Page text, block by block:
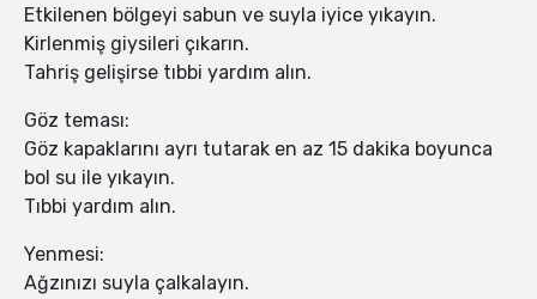
Etkilenen bölgeyi sabun ve suyla iyice yıkayın.
Kirlenmiş giysileri çıkarın.
Tahriş gelişirse tıbbi yardım alın.
Göz teması:
Göz kapaklarını ayrı tutarak en az 15 dakika boyunca
bol su ile yıkayın.
Tıbbi yardım alın.
Yenmesi:
Ağzınızı suyla çalkalayın.